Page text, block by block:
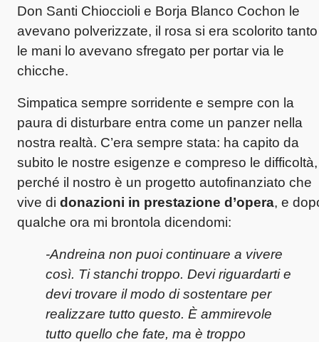
Don Santi Chioccioli e Borja Blanco Cochon le
avevano polverizzate, il rosa si era scolorito tanto
le mani lo avevano sfregato per portar via le
chicche.
Simpatica sempre sorridente e sempre con la
paura di disturbare entra come un panzer nella
nostra realtà. C’era sempre stata: ha capito da
subito le nostre esigenze e compreso le difficoltà,
perché il nostro è un progetto autofinanziato che
vive di donazioni in prestazione d’opera, e
qualche ora mi brontola dicendomi:
-Andreina non puoi continuare a vivere
così. Ti stanchi troppo. Devi riguardarti e
devi trovare il modo di sostentare per
realizzare tutto questo. È ammirevole
tutto quello che fate, ma è troppo